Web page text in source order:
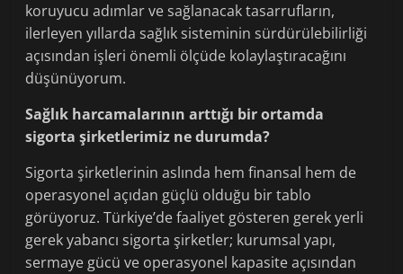
koruyucu adımlar ve sağlanacak tasarrufların,
ilerleyen yıllarda sağlık sisteminin sürdürülebilirliği
açısından işleri önemli ölçüde kolaylaştıracağını
düşünüyorum.
Sağlık harcamalarının arttığı bir ortamda
sigorta şirketlerimiz ne durumda?
Sigorta şirketlerinin aslında hem finansal hem de
operasyonel açıdan güçlü olduğu bir tablo
görüyoruz. Türkiye’de faaliyet gösteren gerek yerli
gerek yabancı sigorta şirketler; kurumsal yapı,
sermaye gücü ve operasyonel kapasite açısından